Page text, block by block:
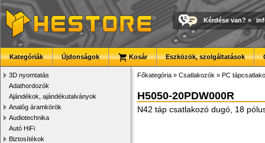
Kérdése van? »
Kategóriák Újdonságok Kosár Eszközök, szolgáltatások
3D nyomtatás
Adathordozók
Ajándékok, ajándékutalványok
Analóg áramkörök
Audiotechnika
Autó HiFi
Biztosítékok
Főkategória » Csatlakozók » PC
H5050-20PDW000R
N42 táp csatlakozó dugó, 18